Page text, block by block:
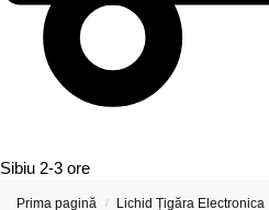
Sibiu 2-3 ore
Prima pagină / Lichid Țigăra Electronica